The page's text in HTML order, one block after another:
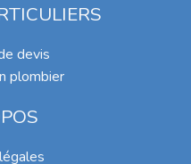
devis
plombier